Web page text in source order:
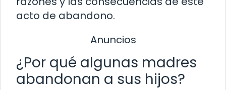
acto de abandono.
Anuncios
¿Por qué algunas madres
abandonan a sus hijos?